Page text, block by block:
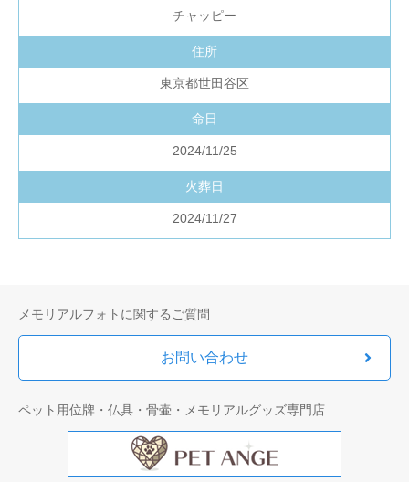
チャッピー
住所
東京都世田谷区
命日
2024/11/25
火葬日
2024/11/27
メモリアルフォトに関するご質問
お問い合わせ
ペット用位牌・仏具・骨壷・メモリアルグッズ専門店